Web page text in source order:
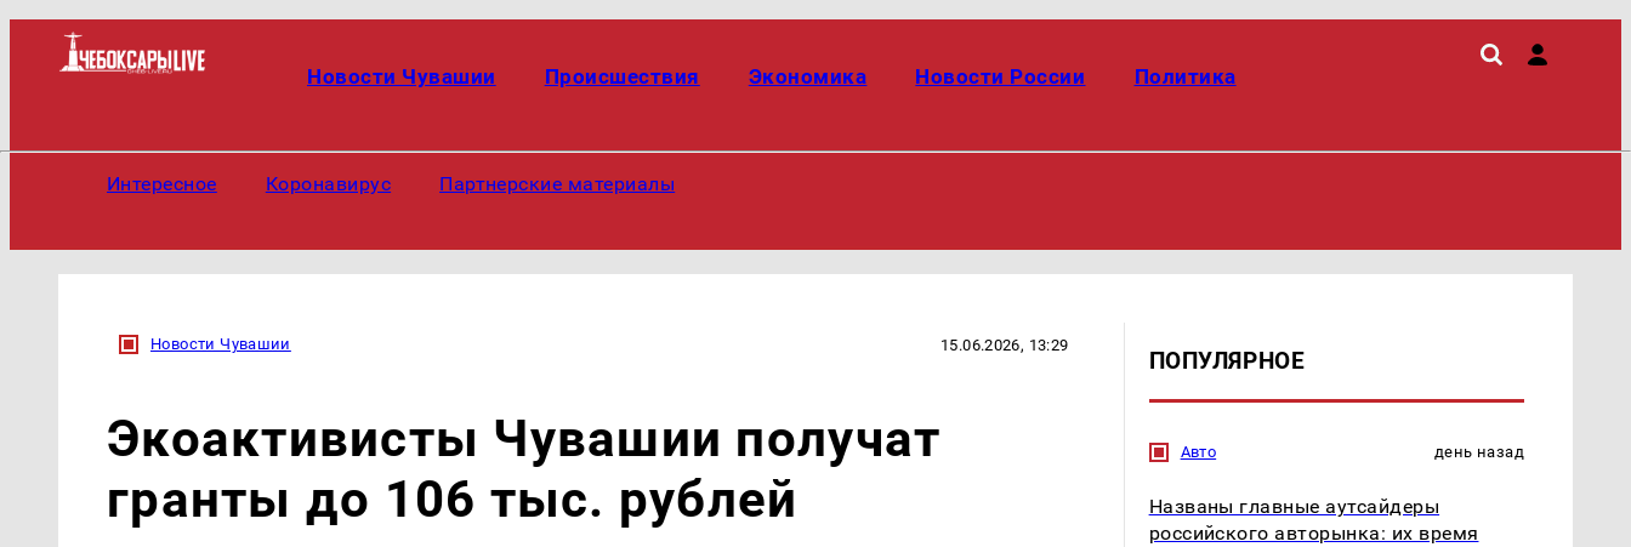
Новости Чувашии Происшествия Экономика Новости России Политика
Интересное Коронавирус Партнерские материалы
Новости Чувашии 15.06.2026, 13:29
Экоактивисты Чувашии получат
гранты до 106 тыс. рублей
ПОПУЛЯРНОЕ
Авто день назад
Названы главные аутсайдеры
российского авторынка: их время